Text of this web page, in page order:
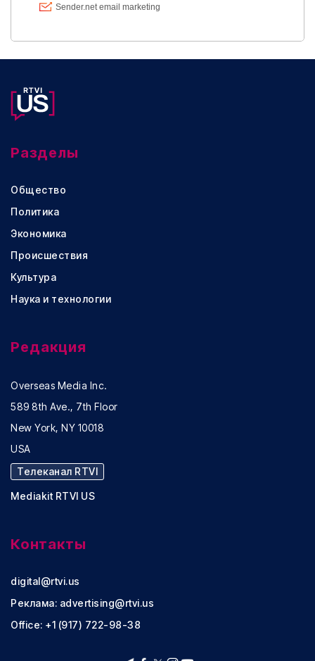
Разделы
Общество
Политика
Экономика
Происшествия
Культура
Наука и технологии
Редакция
Overseas Media Inc.
589 8th Ave., 7th Floor
New York, NY 10018
USA
Телеканал RTVI
Mediakit RTVI US
Контакты
digital@rtvi.us
Реклама: advertising@rtvi.us
Office: +1 (917) 722-98-38